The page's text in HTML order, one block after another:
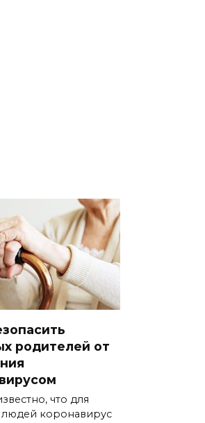
родителей от
что для
коронавирус